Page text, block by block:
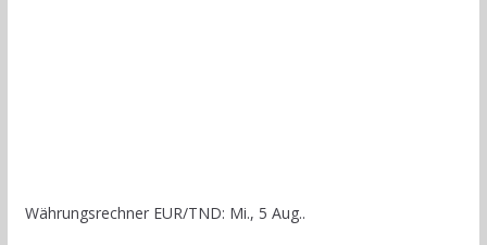
Währungsrechner EUR/TND: Mi., 5 Aug..